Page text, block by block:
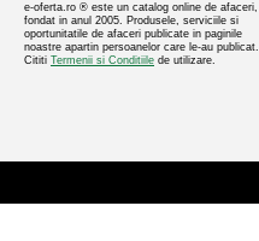
e-oferta.ro ® este un catalog online de afaceri,
fondat in anul 2005. Produsele, serviciile si
oportunitatile de afaceri publicate in paginile
noastre apartin persoanelor care le-au publicat.
Cititi Termenii si Conditiile de utilizare.